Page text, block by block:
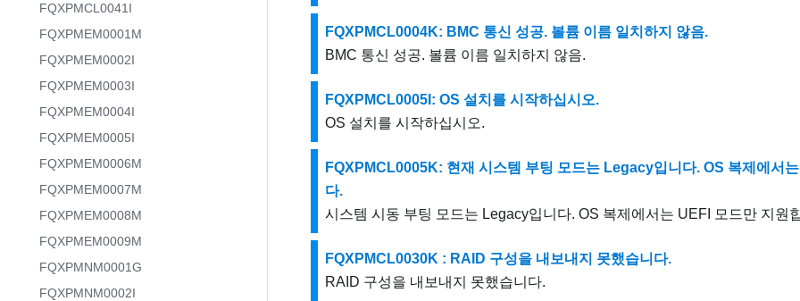
FQXPMCL0041I
FQXPMEM0001M
FQXPMEM0002I
FQXPMEM0003I
FQXPMEM0004I
FQXPMEM0005I
FQXPMEM0006M
FQXPMEM0007M
FQXPMEM0008M
FQXPMEM0009M
FQXPMNM0001G
FQXPMNM0002I
FQXPMCL0004K: BMC 통신 성공. 볼륨 이름 일치하지 않음.
BMC 통신 성공. 볼륨 이름 일치하지 않음.
FQXPMCL0005I: OS 설치를 시작하십시오.
OS 설치를 시작하십시오.
FQXPMCL0005K: 현재 시스템 부팅 모드는 Legacy입니다. OS 복제에서
다.
시스템 시동 부팅 모드는 Legacy입니다. OS 복제에서는 UEFI 모드만 지원
FQXPMCL0030K : RAID 구성을 내보내지 못했습니다.
RAID 구성을 내보내지 못했습니다.